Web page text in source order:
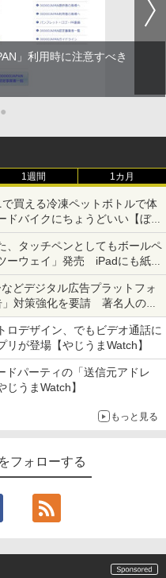
」利用時に注意すべき
●
1週間 1カ月
買える冷凍ペットボトルで体
ドバイクにちょうどいい【ぼっ
た時間でなにしてる？】
、タッチペンとしてもボールペ
ーウェイ」発売 iPadにも紙に
どデジタル広告プラットフォ
」対策強化を要請 著名人の写
の対策として
ロデザイン、でもビデオ通話に
が登場【やじうまWatch】
ドパーティの「送信元アドレ
うまWatch】
もっと見る
フォローする